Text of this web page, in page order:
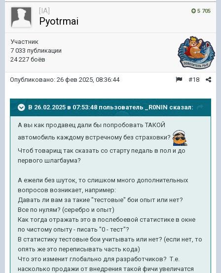
5 705
[IA]
Pyotrmai
Участник
7 033 публикации
24 227 боёв
#18
Опубликовано: 26 фев 2025, 08:36:44
В 26.02.2025 в 07:53:48 пользователь _R0NIN сказал:
А вы как продавец дали бы попробовать ТАКОЙ
автомобиль каждому встречному без страховки?
Чтоб товарищ так сказать со старту педаль в пол и до
первого шлагбаума?
А ежели без шуток, то слишком много дополнительных
вопросов возникает, например:
Давать ли вам за такие "тестовые" бои опыт или нет?
Все по нулям? (серебро и опыт)
Как тогда отражать это в послебоевой статистике в окне
по чистому опыту - писать "0 - тест"?
В статистику тестовые бои учитывать или нет? (если нет, то
опять же это переписывать часть кода)
Что это изменит глобально для разработчиков? Т.е.
насколько продажи от внедрения такой фичи увеличатся